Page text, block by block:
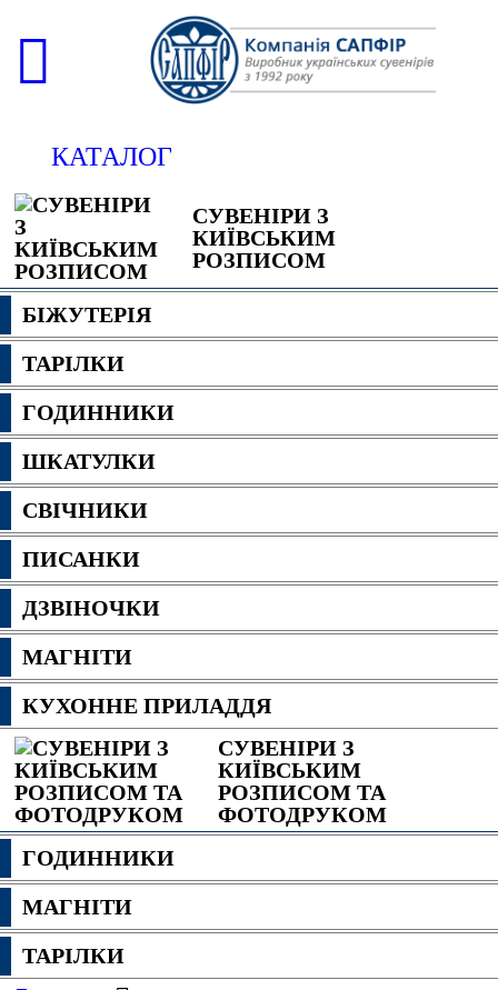
КАТАЛОГ
СУВЕНІРИ З
КИЇВСЬКИМ
РОЗПИСОМ
БІЖУТЕРІЯ
ТАРІЛКИ
ГОДИННИКИ
ШКАТУЛКИ
СВІЧНИКИ
ПИСАНКИ
ДЗВІНОЧКИ
МАГНІТИ
КУХОННЕ ПРИЛАДДЯ
СУВЕНІРИ З
КИЇВСЬКИМ
РОЗПИСОМ ТА
ФОТОДРУКОМ
ГОДИННИКИ
МАГНІТИ
ТАРІЛКИ